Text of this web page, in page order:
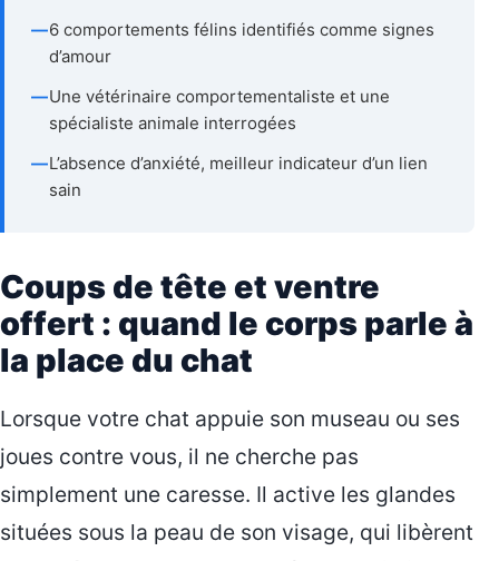
—6 comportements félins identifiés comme signes
d’amour
—Une vétérinaire comportementaliste et une
spécialiste animale interrogées
—L’absence d’anxiété, meilleur indicateur d’un lien
sain
Coups de tête et ventre
offert : quand le corps parle à
la place du chat
Lorsque votre chat appuie son museau ou ses
joues contre vous, il ne cherche pas
simplement une caresse. Il active les glandes
situées sous la peau de son visage, qui libèrent